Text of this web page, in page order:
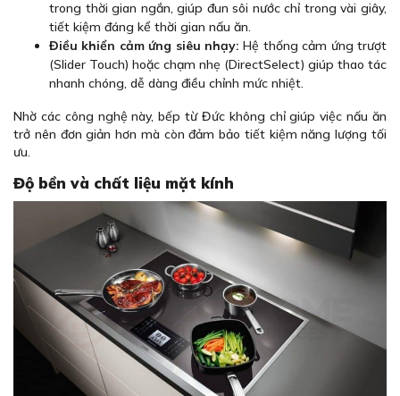
trong thời gian ngắn, giúp đun sôi nước chỉ trong vài giây,
tiết kiệm đáng kể thời gian nấu ăn.
Điều khiển cảm ứng siêu nhạy: Hệ thống cảm ứng trượt
(Slider Touch) hoặc chạm nhẹ (DirectSelect) giúp thao tác
nhanh chóng, dễ dàng điều chỉnh mức nhiệt.
Nhờ các công nghệ này, bếp từ Đức không chỉ giúp việc nấu ăn
trở nên đơn giản hơn mà còn đảm bảo tiết kiệm năng lượng tối
ưu.
Độ bền và chất liệu mặt kính